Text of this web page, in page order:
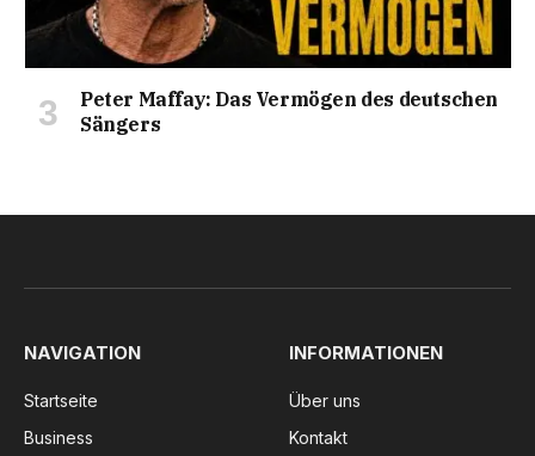
Peter Maffay: Das Vermögen des deutschen
Sängers
NAVIGATION
Startseite
Business
INFORMATIONEN
Über uns
Kontakt